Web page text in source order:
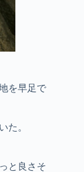
を早足で
た。
と良さそ